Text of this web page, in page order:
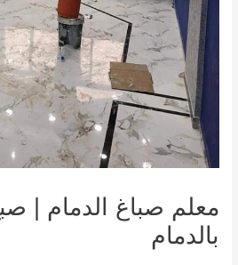
معلم صباغ الدمام |
بالدمام